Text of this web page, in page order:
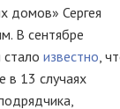
домов» Сергея
В сентябре
известно,
в 13 случаях